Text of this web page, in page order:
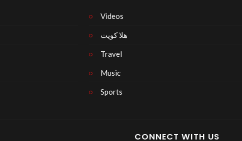
Videos
هلا كويت
Travel
Music
Sports
CONNECT WITH US